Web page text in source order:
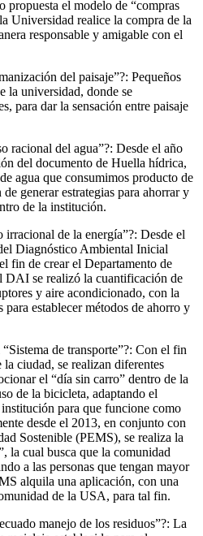
propuesta el modelo de “compras
Universidad realice la compra de la
responsable y amigable con el
del paisaje”?: Pequeños
la universidad, donde se
para dar la sensación entre paisaje
racional del agua”?: Desde el año
del documento de Huella hídrica,
agua que consumimos producto de
generar estrategias para ahorrar y
de la institución.
de la energía”?: Desde el
Diagnóstico Ambiental Inicial
fin de crear el Departamento de
DAI se realizó la cuantificación de
y aire acondicionado, con la
para establecer métodos de ahorro y
de transporte”?: Con el fin
ciudad, se realizan diferentes
el “día sin carro” dentro de la
de la bicicleta, adaptando el
para que funcione como
desde el 2013, en conjunto con
Sostenible (PEMS), se realiza la
la cual busca que la comunidad
a las personas que tengan mayor
alquila una aplicación, con una
de la USA, para tal fin.
manejo de los residuos”?: La